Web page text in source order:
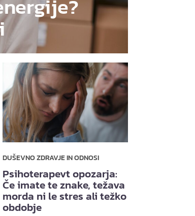
DUŠEVNO ZDRAVJE IN ODNOSI
Psihoterapevt opozarja:
Če imate te znake, težava
morda ni le stres ali težko
obdobje